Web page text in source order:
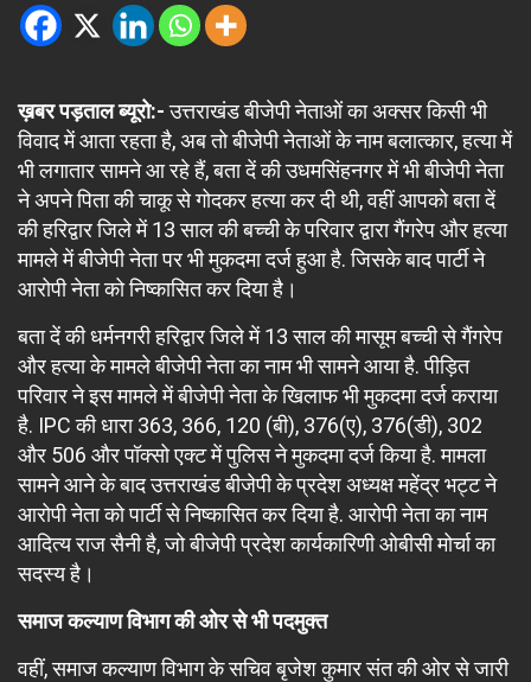
ख़बर पड़ताल ब्यूरो:-उत्तराखंड बीजेपी नेताओं का अक्सर किसी भी
विवाद में आता रहता है, अब तो बीजेपी नेताओं के नाम बलात्कार, हत्या में
भी लगातार सामने आ रहे हैं, बता दें की उधमसिंहनगर में भी बीजेपी नेता
ने अपने पिता की चाकू से गोदकर हत्या कर दी थी, वहीं आपको बता दें
की हरिद्वार जिले में 13 साल की बच्ची के परिवार द्वारा गैंगरेप और हत्या
मामले में बीजेपी नेता पर भी मुकदमा दर्ज हुआ है. जिसके बाद पार्टी ने
आरोपी नेता को निष्कासित कर दिया है।
बता दें की धर्मनगरी हरिद्वार जिले में 13 साल की मासूम बच्ची से गैंगरेप
और हत्या के मामले बीजेपी नेता का नाम भी सामने आया है. पीड़ित
परिवार ने इस मामले में बीजेपी नेता के खिलाफ भी मुकदमा दर्ज कराया
है. IPC की धारा 363, 366, 120 (बी), 376(ए), 376(डी), 302
और 506 और पॉक्सो एक्ट में पुलिस ने मुकदमा दर्ज किया है. मामला
सामने आने के बाद उत्तराखंड बीजेपी के प्रदेश अध्यक्ष महेंद्र भट्ट ने
आरोपी नेता को पार्टी से निष्कासित कर दिया है. आरोपी नेता का नाम
आदित्य राज सैनी है, जो बीजेपी प्रदेश कार्यकारिणी ओबीसी मोर्चा का
सदस्य है।
समाज कल्याण विभाग की ओर से भी पदमुक्त
वहीं, समाज कल्याण विभाग के सचिव बृजेश कुमार संत की ओर से जारी